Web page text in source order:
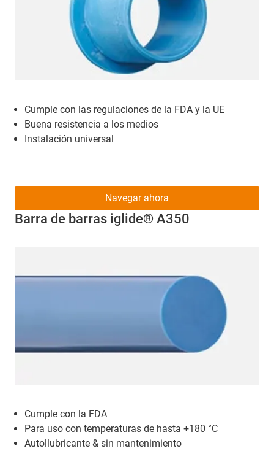
Cumple con las regulaciones de la FDA y la UE
Buena resistencia a los medios
Instalación universal
Barra de barras iglide® A350
Cumple con la FDA
Para uso con temperaturas de hasta +180 °C
Autollubricante & sin mantenimiento
Navegar ahora